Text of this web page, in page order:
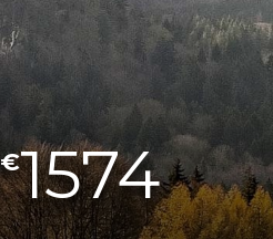
€1574